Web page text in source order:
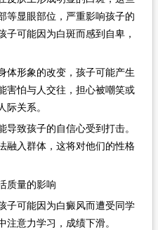
等显眼部位，严重影响孩子的
子可能因为白斑而感到自卑，
形象的改变，孩子可能产生
害怕与人交往，担心被嘲笑或
关系。
致孩子的自信心受到打击。
融入群体，这将对他们的性格
量的影响
可能因为白癜风而遭受同学
意力学习，成绩下滑。